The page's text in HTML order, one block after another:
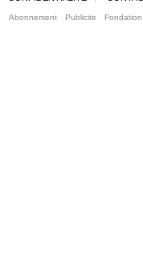
Abonnement Publicite